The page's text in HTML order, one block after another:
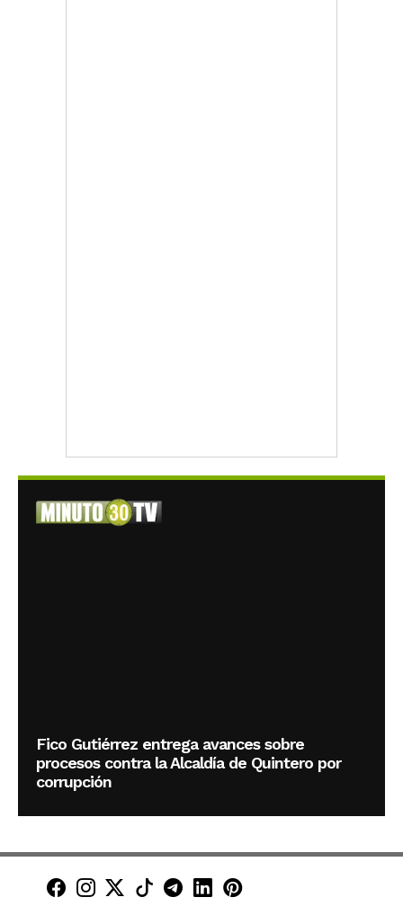
Fico Gutiérrez entrega avances sobre
procesos contra la Alcaldía de Quintero por
corrupción
Minuto30 en Facebook
Minuto30 en Instagram
Minuto30 en X (Twitter)
Minuto30 en TikTok
Canal de Minuto30 en
Minuto30 en LinkedIn
Minuto30 en